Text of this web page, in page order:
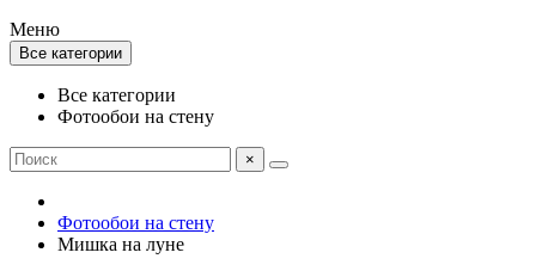
Меню
Все категории
Все категории
Фотообои на стену
×
Фотообои на стену
Мишка на луне